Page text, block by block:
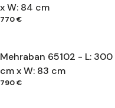
x W: 84 cm
770 €
Mehraban 65102 - L: 300
cm x W: 83 cm
790 €